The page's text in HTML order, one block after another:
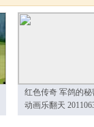
红色传奇 军鸽的秘
动画乐翻天